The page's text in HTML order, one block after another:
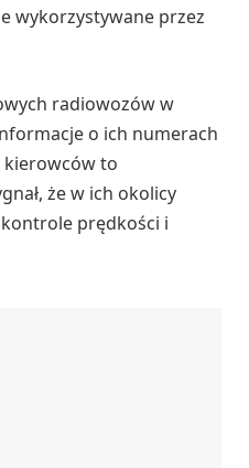
wykorzystywane przez
radiowozów w
o ich numerach
kierowców to
że w ich okolicy
prędkości i